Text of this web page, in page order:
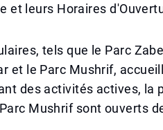
et leurs Horaires
tels que le Parc
et le Parc Mushrif,
des activités actives, la
Mushrif sont ouverts